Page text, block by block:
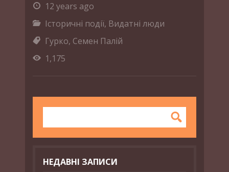
12 years ago
Історичні події, Видатні люди
Гурко, Семен Палій
1,175
НЕДАВНІ ЗАПИСИ